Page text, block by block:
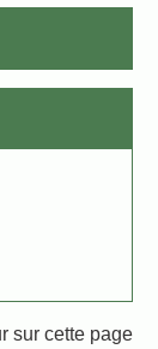
sur cette page